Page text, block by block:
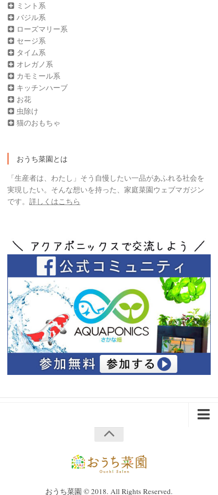
ミント系
バジル系
ローズマリー系
セージ系
タイム系
オレガノ系
カモミール系
キッチンハーブ
お花
虫除け
猫のおもちゃ
おうち菜園とは
「生産者は、わたし」そう自慢したい一品があふれる社会を
実現したい。そんな想いを持った、家庭菜園ウェブマガジン
です。 詳しくはこちら
企業・法人様へおうち菜園 © 2018. All Rights Reserved.